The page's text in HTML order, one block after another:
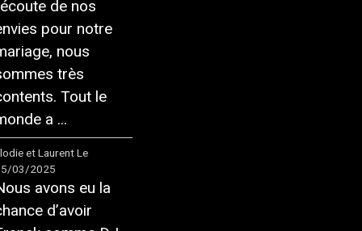
de nos
pour notre
nous
très
Tout le
a ...
et Laurent Le
03/2025
avons eu la
d’avoir